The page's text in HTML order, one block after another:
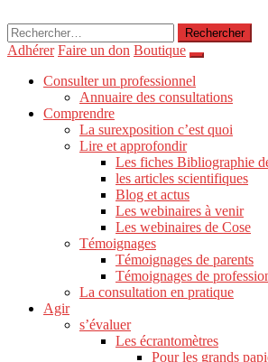
Rechercher :
Adhérer Faire un don Boutique
Consulter un professionnel
Annuaire des consultations
Comprendre
La surexposition c’est quoi
Lire et approfondir
Les fiches Bibliographie
les articles scientifiques
Blog et actus
Les webinaires à venir
Les webinaires de Cose
Témoignages
Témoignages de parents
Témoignages de
La consultation en pratique
Agir
s’évaluer
Les écrantomètres
Pour les grands